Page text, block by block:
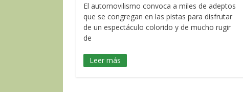
El automovilismo convoca a miles de adeptos
que se congregan en las pistas para disfrutar
de un espectáculo colorido y de mucho rugir
de
Leer más